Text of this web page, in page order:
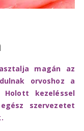
magán az
orvoshoz a
Holott kezeléssel
szervezetet